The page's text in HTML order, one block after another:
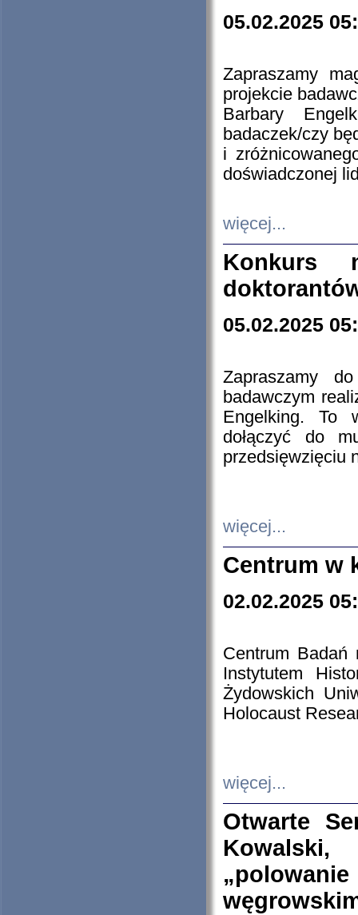
05.02.2025
Zapraszamy
projekcie
Barbary
badaczek/czy
i
doświadczonej
więcej...
Konkurs
05.02.2025
Zapraszamy
badawczym
Engelking. To
dołączyć do
przedsięwzięciu
więcej...
Centrum w
02.02.2025
Centrum Badań
Instytutem
Żydowskich
Holocaust
więcej...
Otwarte